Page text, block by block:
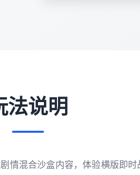
法说明
情混合沙盒内容，体验横版即